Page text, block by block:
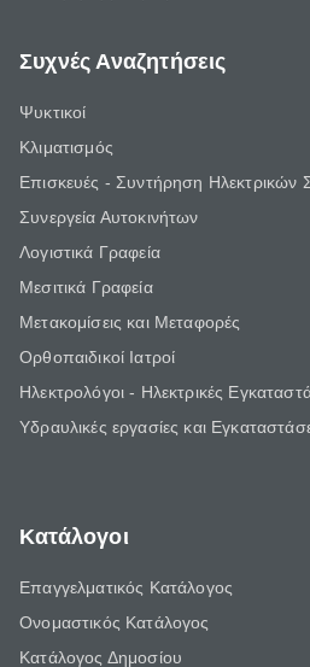
Συχνές Αναζητήσεις
Ψυκτικοί
Κλιματισμός
Επισκευές - Συντήρηση Ηλεκτρικών
Συνεργεία Αυτοκινήτων
Λογιστικά Γραφεία
Μεσιτικά Γραφεία
Μετακομίσεις και Μεταφορές
Ορθοπαιδικοί Ιατροί
Ηλεκτρολόγοι - Ηλεκτρικές
Υδραυλικές εργασίες και
Κατάλογοι
Επαγγελματικός Κατάλογος
Ονομαστικός Κατάλογος
Κατάλογος Δημοσίου